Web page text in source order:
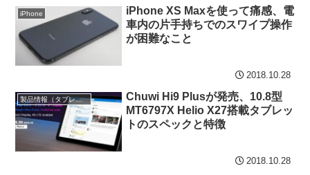
iPhone
iPhone XS Maxを使って痛感、電
車内の片手持ちでのスワイプ操作
が困難なこと
2018.10.28
製品情報（タブレット）
Chuwi Hi9 Plusが発売、10.8型
MT6797X Helio X27搭載タブレッ
トのスペックと特徴
2018.10.28